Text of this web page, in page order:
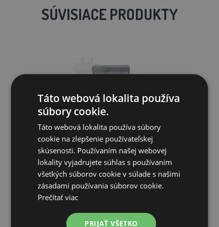
SÚVISIACE PRODUKTY
Nášľapné krmítko AGROFORTEL - 20L/16kg
43,39€
Táto webová lokalita používa
súbory cookie.
Táto webová lokalita používa súbory
cookie na zlepšenie používateľskej
skúsenosti. Používaním našej webovej
lokality vyjadrujete súhlas s používaním
všetkých súborov cookie v súlade s našimi
zásadami používania súborov cookie.
Prečítať viac
PRIJAŤ VŠETKO